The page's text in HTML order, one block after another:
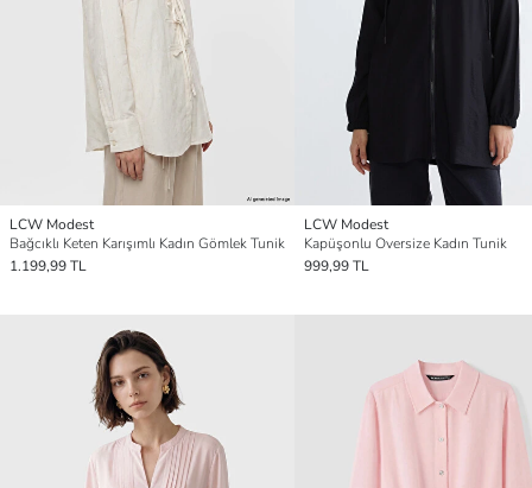
LCW Modest
Bağcıklı Keten Karışımlı Kadın Gömlek Tunik
1.199,99 TL
LCW Modest
Kapüşonlu Oversize Kadın Tunik
999,99 TL